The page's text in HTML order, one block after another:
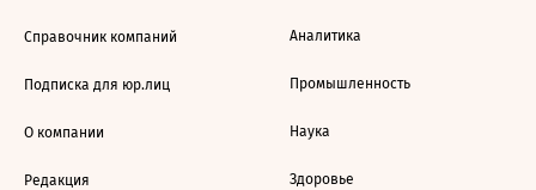
Справочник компаний
Подписка для юр.лиц
О компании
Редакция
Аналитика
Промышленность
Наука
Здоровье